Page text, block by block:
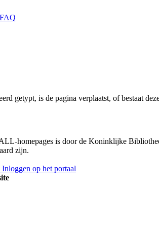
FAQ
getypt, is de pagina verplaatst, of bestaat
homepages is door de Koninklijke
zijn.
Inloggen op het portaal